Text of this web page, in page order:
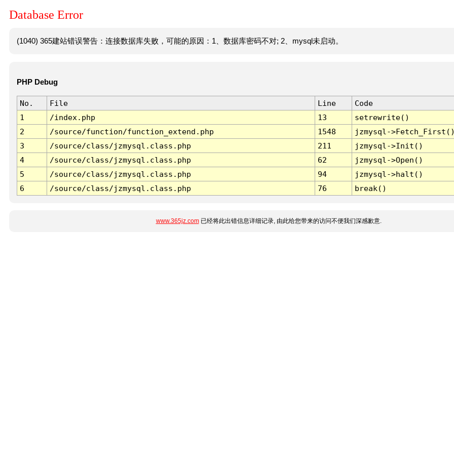
Database Error
(1040) 365建站错误警告：连接数据库失败，可能的原因：1、数据库密码不对; 2、mysql未启动。
PHP Debug
No. File Line
Code
1
/index.php 13
setrewrite()
2
/source/function/function_extend.php 1548
jzmysql-
3
/source/class/jzmysql.class.php 211
jzmysql->Init()
4
/source/class/jzmysql.class.php 62
jzmysql->Open()
5
/source/class/jzmysql.class.php 94
jzmysql->halt()
6
/source/class/jzmysql.class.php 76 break()
www.365jz.com已经将此出错信息详细记录, 由此给您带来的访问不便我们深感歉意.